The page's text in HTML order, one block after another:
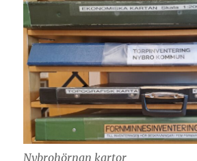
Nybrohörnan kartor